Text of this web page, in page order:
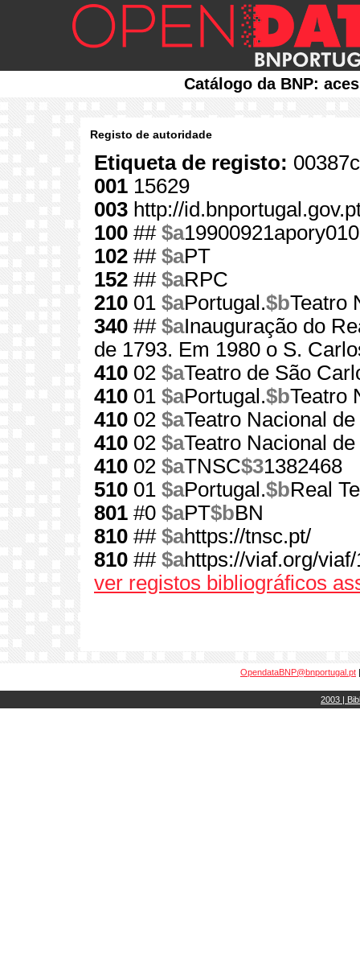
Catálogo da BNP:
Registo de autoridade
Etiqueta de registo:
001 15629
003 http://
100 ## $a
102 ## $aPT
152 ## $aRPC
210 01 $aPortugal.$bTeatro
340 ## $aInauguração do
de 1793. Em 1980 o S.
410 02 $aTeatro de São
410 01 $aPortugal.$bTeatro
410 02 $aTeatro Nacional
410 02 $aTeatro Nacional
410 02 $aTNSC$31382468
510 01 $aPortugal.$bReal
801 #0 $aPT$bBN
810 ## $ahttps://tnsc.pt/
810 ## $ahttps://viaf.org/
ver registos bibliográficos
OpendataBNP@bnportugal.pt
2003 |